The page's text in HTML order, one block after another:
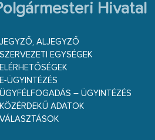
Hivatal
JEGYZŐ, ALJEGYZŐ
SZERVEZETI EGYSÉGEK
ELÉRHETŐSÉGEK
E-ÜGYINTÉZÉS
ÜGYFÉLFOGADÁS – ÜGYINTÉZÉS
KÖZÉRDEKŰ ADATOK
VÁLASZTÁSOK